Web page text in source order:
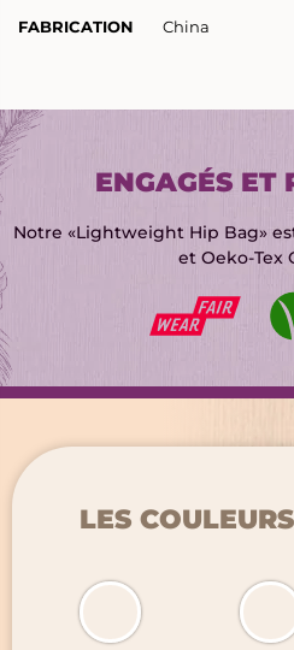
FABRICATION China
ENGAGÉS ET
Notre «Lightweight Hip Bag»
et Oeko-Tex
LES